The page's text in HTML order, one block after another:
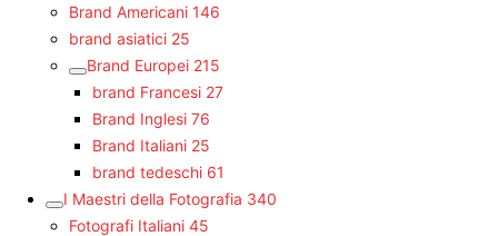
Brand Americani 146
brand asiatici 25
Brand Europei 215
brand Francesi 27
Brand Inglesi 76
Brand Italiani 25
brand tedeschi 61
I Maestri della Fotografia 340
Fotografi Italiani 45